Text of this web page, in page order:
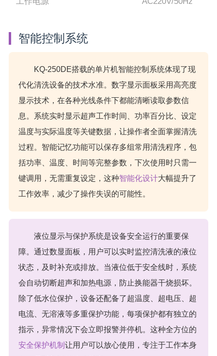
智能控制系统
KQ-250DE搭载的单片机智能控制系统体现了现
代化清洗设备的技术水准。数字显示面板采用高亮度
显示技术，在各种光线条件下都能清晰读取参数信
息。系统实时显示超声工作时间、功率百分比、设定
温度与实际温度等关键数据，让操作者全面掌握清洗
过程。智能记忆功能可以保存多组常用清洗程序，包
括功率、温度、时间等完整参数，下次使用时只需一
键调用，无需重复设定，这种智能化设计大幅提升了
工作效率，减少了操作失误的可能性。
液位显示与保护系统是设备安全运行的重要保
障。通过数显面板，用户可以实时监控清洗液的液位
状态，及时补充或排放。当液位低于安全线时，系统
会自动切断超声和加热电源，防止换能器干烧损坏。
除了低水位保护，设备还配备了超温度、超电压、超
电流、无溶液等多重保护功能，每项保护都有独立的
指示，异常情况下会立即报警并停机。这种全方位的
安全保护机制 让用户可以放心使用，专注于工作本身